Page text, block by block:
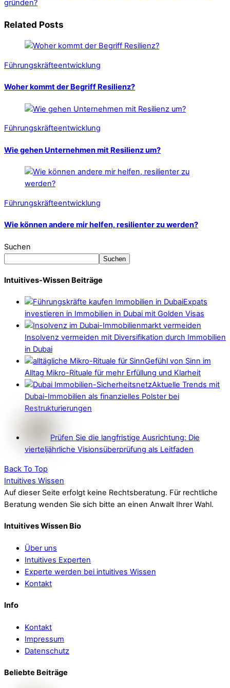
gründen?
Related Posts
Führungskräfteentwicklung
Woher kommt der Begriff Resilienz?
Führungskräfteentwicklung
Wie gehen Unternehmen mit Resilienz um?
Führungskräfteentwicklung
Wie können andere mir helfen, resilienter zu werden?
Suchen
Suchen
Intuitives-Wissen Beiträge
Expats
investieren in Immobilien in Dubai mit Golden Visas
Insolvenz vermeiden mit Diversifikation durch Immobilien
in Dubai
Gefühl von Sinn im
Alltag Mikro-Rituale für mehr Erfüllung und Klarheit
Aktuelle Trends mit
Dubai-Immobilien als finanzielles Polster bei
Restrukturierungen
Prüfen Sie die langfristige Ausrichtung: Die
vierteljährliche Visionsüberprüfung als Leitfaden
Back To Top
Intuitives Wissen
Auf dieser Seite erfolgt keine Rechtsberatung. Für rechtliche
Beratung wenden Sie sich bitte an einen Anwalt Ihrer Wahl.
Intuitives Wissen Bio
Über uns
Intuitives Experten
Experte werden bei intuitives Wissen
Kontakt
Info
Kontakt
Impressum
Datenschutz
Beliebte Beiträge